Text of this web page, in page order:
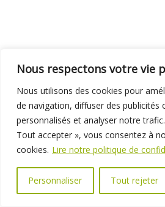
Nous respectons votre vie
Nous utilisons des cookies pour
de navigation, diffuser des publicités
personnalisés et analyser notre
Tout accepter », vous consentez à
cookies. Lire notre politique de
Personnaliser Tout rejeter
01 69 31 72 10 01 69 31 37 31
Espace élus
Marchés